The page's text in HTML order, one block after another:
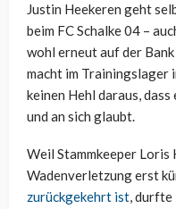
Justin Heekeren geht
beim FC Schalke 04 –
wohl erneut auf der
macht im Trainingslager
keinen Hehl daraus,
und an sich glaubt.
Weil Stammkeeper Loris
Wadenverletzung erst
zurückgekehrt ist, durfte